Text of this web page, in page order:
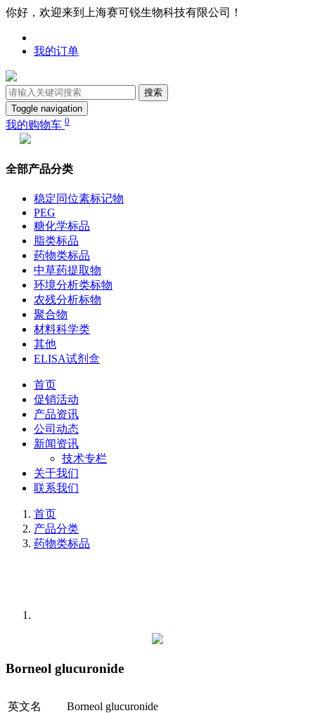
你好，欢迎来到上海赛可锐生物科技有限公司！
我的订单
搜索
Toggle navigation
我的购物车 0
全部产品分类
稳定同位素标记物
PEG
糖化学标品
脂类标品
药物类标品
中草药提取物
环境分析类标物
农残分析标物
聚合物
材料科学类
其他
ELISA试剂盒
首页
促销活动
产品资讯
公司动态
新闻资讯
技术专栏
关于我们
联系我们
首页
产品分类
药物类标品
Borneol glucuronide
英文名
Borneol glucuronide